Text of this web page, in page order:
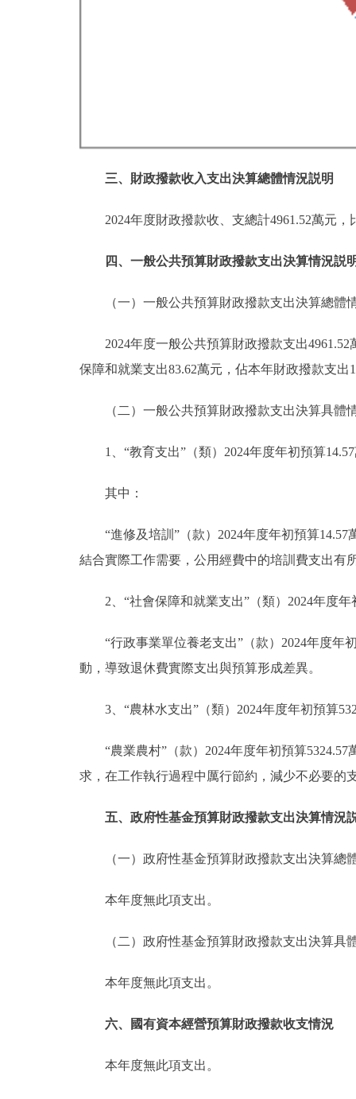
三、財政撥款收入支出決算總體情況説明
2024年度財政撥款收、支總計4961.52萬元
四、一般公共預算財政撥款支出決算情況説
（一）一般公共預算財政撥款支出決算總體
2024年度一般公共預算財政撥款支出
保障和就業支出83.62萬元，佔本年財政撥款支出
（二）一般公共預算財政撥款支出決算具體
1、“教育支出”（類）2024年度年初預算
其中：
“進修及培訓”（款）2024年度年初預算
結合實際工作需要，公用經費中的培訓費支出有
2、“社會保障和就業支出”（類）2024年度
“行政事業單位養老支出”（款）2024年度年
動，導致退休費實際支出與預算形成差異。
3、“農林水支出”（類）2024年度年初預算
“農業農村”（款）2024年度年初預算
求，在工作執行過程中厲行節約，減少不必要的
五、政府性基金預算財政撥款支出決算情況
（一）政府性基金預算財政撥款支出決算總
本年度無此項支出。
（二）政府性基金預算財政撥款支出決算具
本年度無此項支出。
六、國有資本經營預算財政撥款收支情況
本年度無此項支出。